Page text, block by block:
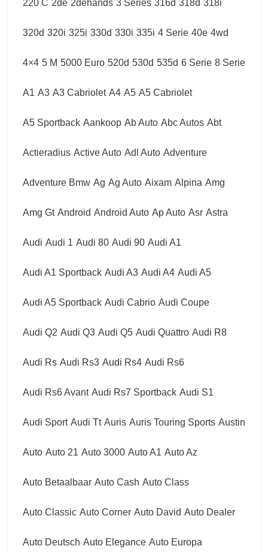
220 C 2de 2dehands 3 Series 316d 318d 318i
320d 320i 325i 330d 330i 335i 4 Serie 40e 4wd
4×4 5 M 5000 Euro 520d 530d 535d 6 Serie 8 Serie
A1 A3 A3 Cabriolet A4 A5 A5 Cabriolet
A5 Sportback Aankoop Ab Auto Abc Autos Abt
Actieradius Active Auto Adl Auto Adventure
Adventure Bmw Ag Ag Auto Aixam Alpina Amg
Amg Gt Android Android Auto Ap Auto Asr Astra
Audi Audi 1 Audi 80 Audi 90 Audi A1
Audi A1 Sportback Audi A3 Audi A4 Audi A5
Audi A5 Sportback Audi Cabrio Audi Coupe
Audi Q2 Audi Q3 Audi Q5 Audi Quattro Audi R8
Audi Rs Audi Rs3 Audi Rs4 Audi Rs6
Audi Rs6 Avant Audi Rs7 Sportback Audi S1
Audi Sport Audi Tt Auris Auris Touring Sports Austin
Auto Auto 21 Auto 3000 Auto A1 Auto Az
Auto Betaalbaar Auto Cash Auto Class
Auto Classic Auto Corner Auto David Auto Dealer
Auto Deutsch Auto Elegance Auto Europa